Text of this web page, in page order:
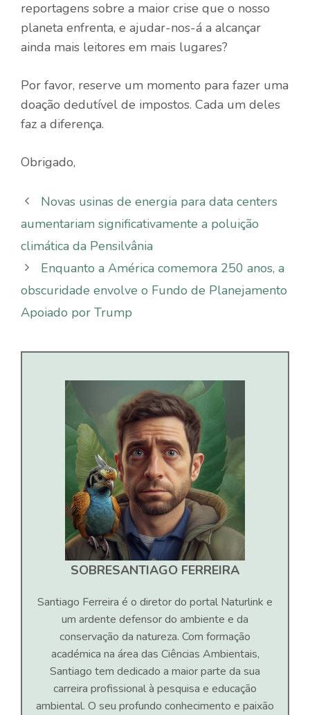
reportagens sobre a maior crise que o nosso
planeta enfrenta, e ajudar-nos-á a alcançar
ainda mais leitores em mais lugares?
Por favor, reserve um momento para fazer uma
doação dedutível de impostos. Cada um deles
faz a diferença.
Obrigado,
Novas usinas de energia para data centers
aumentariam significativamente a poluição
climática da Pensilvânia
Enquanto a América comemora 250 anos, a
obscuridade envolve o Fundo de Planejamento
Apoiado por Trump
SOBRESANTIAGO FERREIRA
Santiago Ferreira é o diretor do portal Naturlink e
um ardente defensor do ambiente e da
conservação da natureza. Com formação
académica na área das Ciências Ambientais,
Santiago tem dedicado a maior parte da sua
carreira profissional à pesquisa e educação
ambiental. O seu profundo conhecimento e paixão